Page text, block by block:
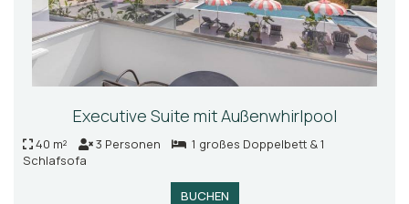
Executive Suite mit Außenwhirlpool
40 m² 3 Personen
1 großes Doppelbett & 1
Schlafsofa
BUCHEN